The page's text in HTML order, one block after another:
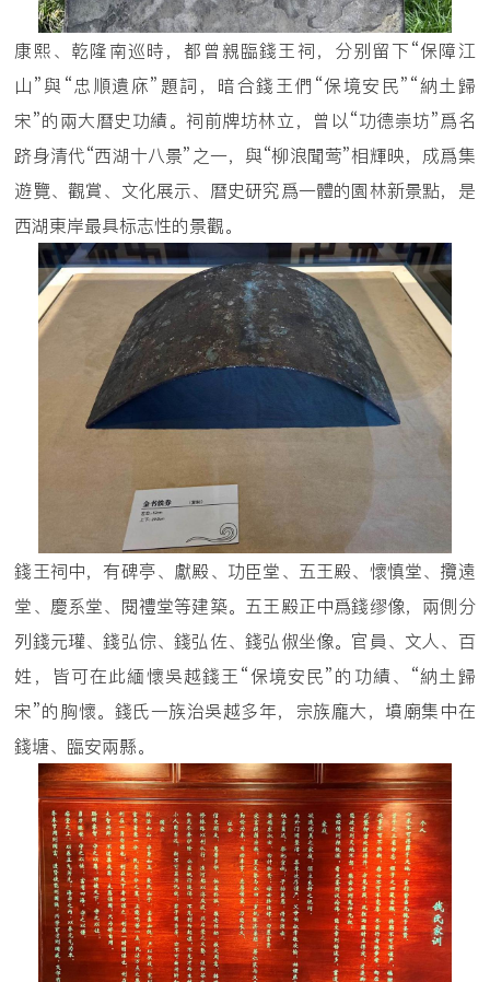
康熙、乾隆南巡時，都曾親臨錢王祠，分别留下“保障江
山”與“忠順遺庥”題詞，暗合錢王們“保境安民”“納土歸
宋”的兩大曆史功績。祠前牌坊林立，曾以“功德崇坊”爲名
跻身清代“西湖十八景”之一，與“柳浪聞莺”相輝映，成爲集
遊覽、觀賞、文化展示、曆史研究爲一體的園林新景點，是
西湖東岸最具标志性的景觀。
錢王祠中，有碑亭、獻殿、功臣堂、五王殿、懷慎堂、攬遠
堂、慶系堂、閱禮堂等建築。五王殿正中爲錢缪像，兩側分
列錢元瓘、錢弘倧、錢弘佐、錢弘俶坐像。官員、文人、百
姓，皆可在此緬懷吳越錢王“保境安民”的功績、“納土歸
宋”的胸懷。錢氏一族治吳越多年，宗族龐大，墳廟集中在
錢塘、臨安兩縣。